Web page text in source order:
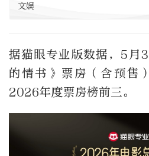
文娱
据猫眼专业版数据，5月
的情书》票房（含预售
2026年度票房榜前三。